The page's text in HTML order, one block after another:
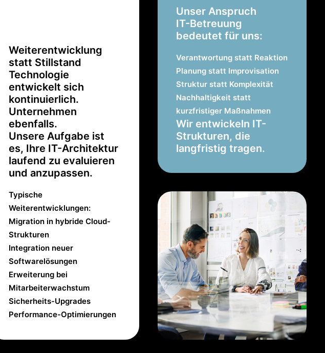
Weiterentwicklung
statt Stillstand
Technologie
entwickelt sich
kontinuierlich.
Unternehmen
ebenfalls.
Unsere Aufgabe ist
es, Ihre IT-Architektur
laufend zu evaluieren
und anzupassen.
Typische
Weiterentwicklungen:
Migration in hybride Cloud-
Strukturen
Integration neuer
Softwarelösungen
Erweiterung bei
Mitarbeiterwachstum
Sicherheits-Upgrades
Performance-Optimierungen
Unser Anspruch
IT-Betreuung
bedeutet für uns:
Verantwortung statt Reaktion
Planung statt Improvisation
Struktur statt Komplexität
Nachhaltigkeit statt
kurzfristiger Maßnahmen
Wir entwickeln IT-
Strukturen, die
langfristig tragen.